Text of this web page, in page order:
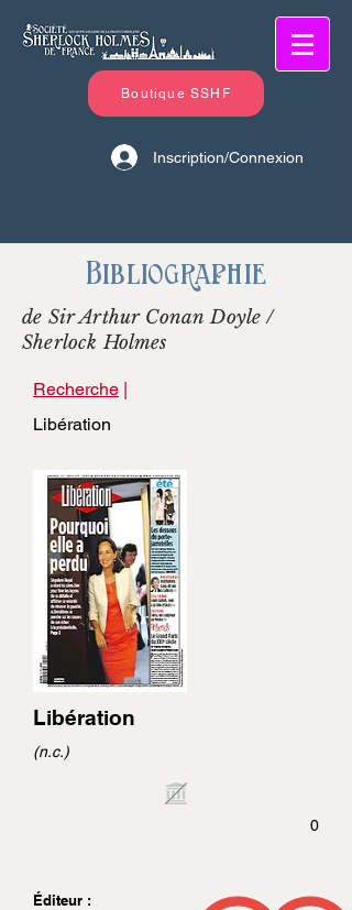
Boutique SSHF
Inscription/Connexion
Bibliographie
de Sir Arthur Conan Doyle /
Sherlock Holmes
Recherche |
Libération
Libération
(n.c.)
0
Éditeur :